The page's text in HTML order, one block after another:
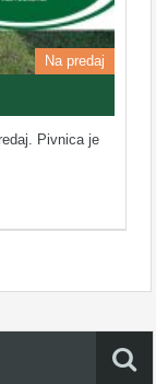
Na predaj
Pivnica je